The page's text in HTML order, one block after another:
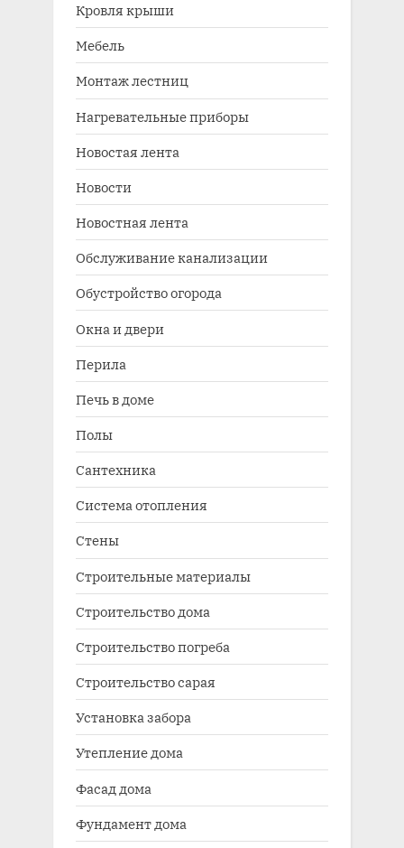
Кровля крыши
Мебель
Монтаж лестниц
Нагревательные приборы
Новостая лента
Новости
Новостная лента
Обслуживание канализации
Обустройство огорода
Окна и двери
Перила
Печь в доме
Полы
Сантехника
Система отопления
Стены
Строительные материалы
Строительство дома
Строительство погреба
Строительство сарая
Установка забора
Утепление дома
Фасад дома
Фундамент дома